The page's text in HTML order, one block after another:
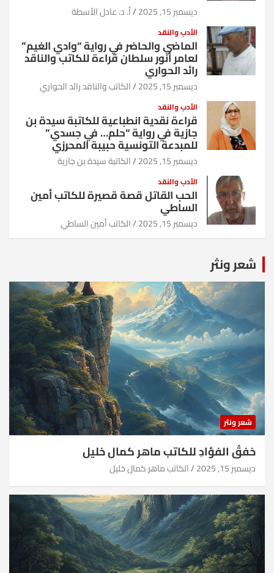
ديسمبر 15, 2025 أ. د. عادل الأسطة
الأدب والنقد
الماضي والحاضر في رواية “وادي الغيم”
لعامر أنور سلطان قراءة للكاتب والناقد
رائد الحواري
ديسمبر 15, 2025 الكاتب والناقد رائد الحواري
الأدب والنقد
قراءة نقدية انطباعية للكاتبة سيدة بن
جازية في رواية “حلم… في جسدي”
للمبدعة التونسية حبيبة المحرزي
ديسمبر 15, 2025 الكاتبة سيدة بن جازية
الأدب والنقد
الحب القاتل قصة قصيرة للكاتب أمين
الساطي
ديسمبر 15, 2025 الكاتب أمين الساطي
شعر ونثر
شعر ونثر
خفقُ الفؤادِ للكاتب ماهر كمال خليل
ديسمبر 15, 2025 الكاتب ماهر كمال خليل